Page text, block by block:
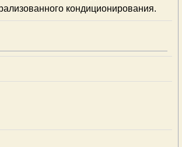
кондиционирования.